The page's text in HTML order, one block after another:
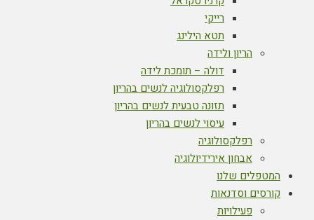
רייקי
תטא הילינג
הריון ולידה
דולה – תומכת לידה
רפלקסולוגיה לנשים בהריון
תזונה טבעית לנשים בהריון
עיסוי לנשים בהריון
רפלקסולוגיה
אבחון אירידיולוגיה
המטפלים שלנו
קורסים וסדנאות
פעילויות